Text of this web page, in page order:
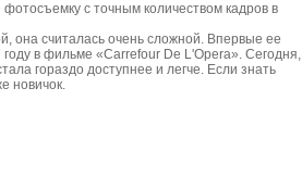
с точным количеством кадров в
она считалась очень сложной. Впервые ее
в фильме «Carrefour De L'Opera». Сегодня,
гораздо доступнее и легче. Если знать
новичок.